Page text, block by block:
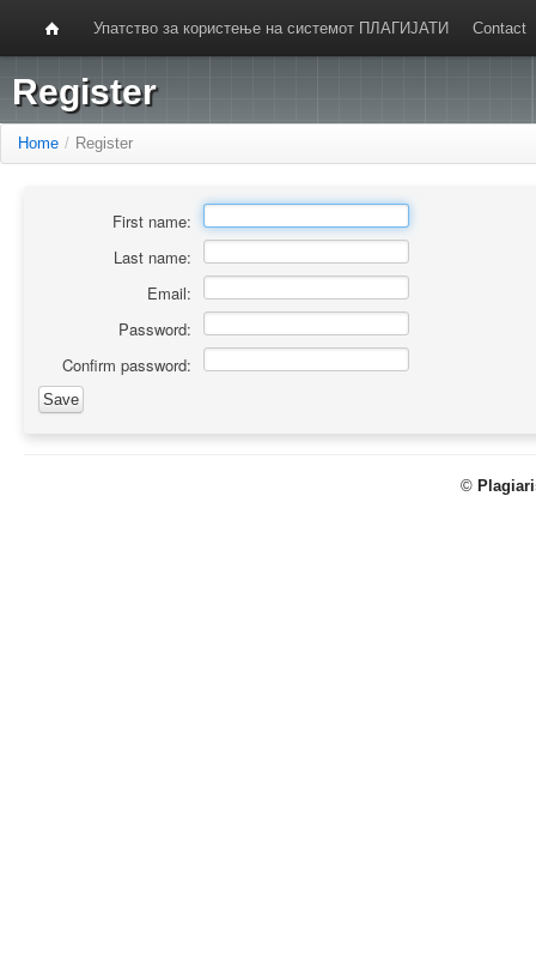
Упатство за користење на системот ПЛАГИЈАТИ Contact
Register
Home / Register
First name:
Last name:
Email:
Password:
Confirm password:
©